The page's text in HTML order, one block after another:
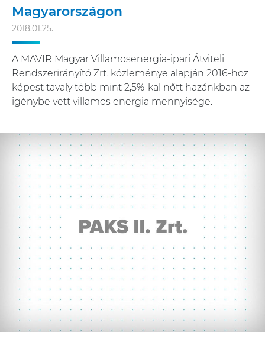
Magyarországon
2018.01.25.
A MAVIR Magyar Villamosenergia-ipari Átviteli
Rendszerirányító Zrt. közleménye alapján 2016-hoz
képest tavaly több mint 2,5%-kal nőtt hazánkban az
igénybe vett villamos energia mennyisége.